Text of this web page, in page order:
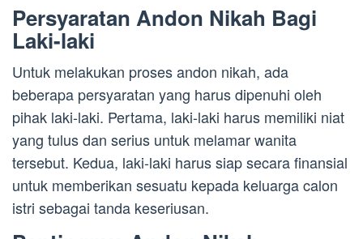
Persyaratan Andon Nikah Bagi
Laki-laki
Untuk melakukan proses andon nikah, ada
beberapa persyaratan yang harus dipenuhi oleh
pihak laki-laki. Pertama, laki-laki harus memiliki niat
yang tulus dan serius untuk melamar wanita
tersebut. Kedua, laki-laki harus siap secara finansial
untuk memberikan sesuatu kepada keluarga calon
istri sebagai tanda keseriusan.